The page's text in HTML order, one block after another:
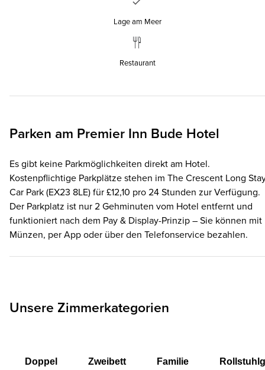
Lage am Meer
Restaurant
Parken am Premier Inn Bude Hotel
Es gibt keine Parkmöglichkeiten direkt am Hotel.
Kostenpflichtige Parkplätze stehen im The Crescent Long
Car Park (EX23 8LE) für £12,10 pro 24 Stunden zur Verfügung.
Der Parkplatz ist nur 2 Gehminuten vom Hotel entfernt und
funktioniert nach dem Pay & Display-Prinzip – Sie können mit
Münzen, per App oder über den Telefonservice bezahlen.
Unsere Zimmerkategorien
Doppel Zweibett Familie